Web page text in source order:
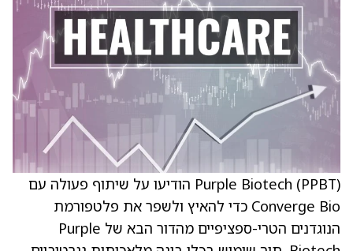
Purple Biotech (PPBT) הודיעו על שיתוף פעולה עם
Converge Bio כדי להאיץ ולשפר את פלטפורמת
הנוגדנים הטרי-ספציפיים מהדור הבא של Purple